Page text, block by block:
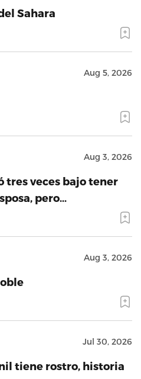
Sahara
Aug 5, 2026
Aug 3, 2026
tres veces bajo tener
pero…
Aug 3, 2026
Jul 30, 2026
tiene rostro, historia